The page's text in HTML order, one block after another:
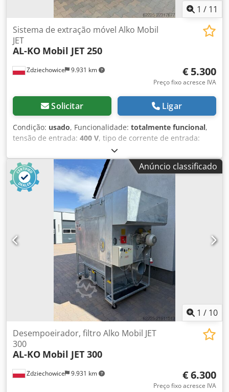
1 / 11
Zdziechowice 9.931 km
Sistema de extração móvel Alko Mobil
JET
AL-KO Mobil JET 250
€ 5.300
Preço fixo acresce IVA
Solicitar Ligar
Condição: usado, Funcionalidade: totalmente funcional,
tensão de entrada: 400 V, tipo de corrente de entrada:
, capacidade de sucção:
coletor de admissão:250 mm, Sistema de extração de pó,
aspirador de aparas, filtro autolimpante pneumático de
vácuo Alko Mobil JET 250 O filtro é limpo pneumaticamente
através de impulsos de ar comprimido durante o
funcionamento, garantindo alta eficiência do
equipamento. Csdozlcxqepfx Apisrf O ventilador está
localizado no lado limpo, o que minimiza o risco de
explosão. Ideal para máquinas de lixar de banda larga e
para todos os tipos de pó seco em diferentes processos
tecnológicos. Ventilador com potência de 6,5 kW Vazão de
4900 m³/h Vácuo de 2740 Pa Diâmetro da conexão de 250
mm Retorno de ar N.º de referência no armazém: 0904
Anúncio classificado
1 / 10
Zdziechowice 9.931 km
Desempoeirador, filtro Alko Mobil JET
300
AL-KO Mobil JET 300
€ 6.300
Preço fixo acresce IVA